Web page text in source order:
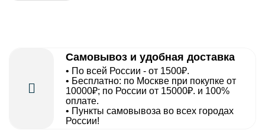
Самовывоз и удобная доставка
• По всей России - от 1500₽.
• Бесплатно: по Москве при покупке от
10000₽; по России от 15000₽. и 100%
оплате.
• Пункты самовывоза во всех городах
России!